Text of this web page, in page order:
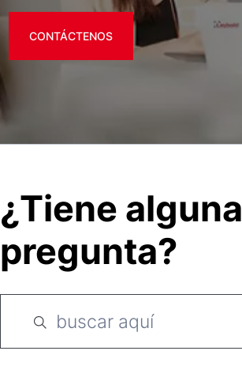
CONTÁCTENOS
¿Tiene alguna
pregunta?